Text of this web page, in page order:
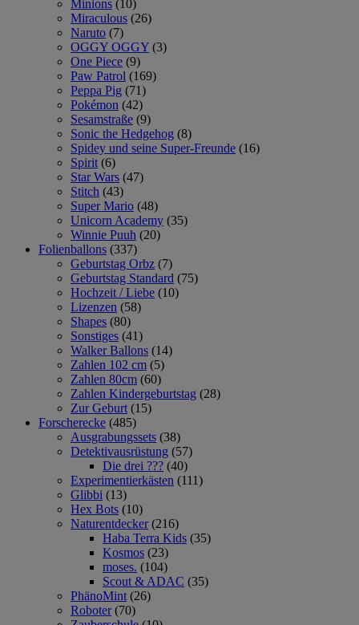
Minions (10)
Miraculous (26)
Naruto (7)
OGGY OGGY (3)
One Piece (9)
Paw Patrol (169)
Peppa Pig (71)
Pokémon (42)
Sesamstraße (9)
Sonic the Hedgehog (8)
Spidey und seine Super-Freunde (16)
Spirit (6)
Star Wars (47)
Stitch (43)
Super Mario (48)
Unicorn Academy (35)
Winnie Puuh (20)
Folienballons (337)
Geburtstag Orbz (7)
Geburtstag Standard (75)
Hochzeit / Liebe (10)
Lizenzen (58)
Shapes (80)
Sonstiges (41)
Walker Ballons (14)
Zahlen 102 cm (5)
Zahlen 80cm (60)
Zahlen Kindergeburtstag (28)
Zur Geburt (15)
Forscherecke (485)
Ausgrabungssets (38)
Detektivausrüstung (57)
Die drei ??? (40)
Experimentierkästen (111)
Glibbi (13)
Hex Bots (10)
Naturentdecker (216)
Haba Terra Kids (35)
Kosmos (23)
moses. (104)
Scout & ADAC (35)
PhänoMint (26)
Roboter (70)